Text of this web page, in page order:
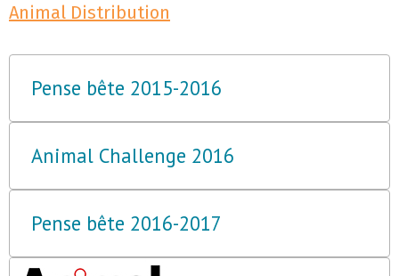
Animal Distribution
Pense bête 2015-2016
Animal Challenge 2016
Pense bête 2016-2017